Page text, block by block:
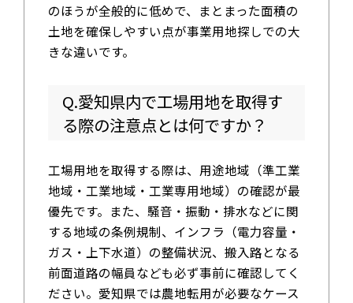
のほうが全般的に低めで、まとまった面積の
土地を確保しやすい点が事業用地探しでの大
きな違いです。
Q.愛知県内で工場用地を取得す
る際の注意点とは何ですか？
工場用地を取得する際は、用途地域（準工業
地域・工業地域・工業専用地域）の確認が最
優先です。また、騒音・振動・排水などに関
する地域の条例規制、インフラ（電力容量・
ガス・上下水道）の整備状況、搬入路となる
前面道路の幅員なども必ず事前に確認してく
ださい。愛知県では農地転用が必要なケース